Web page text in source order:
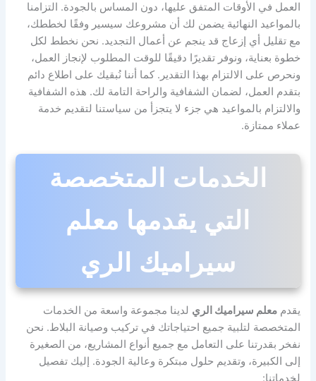
العمل في الأوقات المتفق عليها، دون المساس بالجودة. التزامنا
بالمواعيد النهائية يضمن لك أن مشروعك سيسير وفقًا لخططك،
مع تقليل أي إزعاج قد ينجم عن أعمال التجديد. نحن نخطط لكل
خطوة بعناية، ونوفر تقديرًا دقيقًا للوقت المطلوب لإنجاز العمل،
ونحرص على الالتزام بهذا التقدير. كما أننا نُبقيك على اطلاع دائم
بتقدم العمل، لضمان الشفافية والراحة التامة لك. هذه الشفافية
والالتزام بالمواعيد هي جزء لا يتجزأ من سياستنا لتقديم خدمة
عملاء ممتازة.
الخدمات المتخصصة
التي يقدمها معلم
سيراميك الري
يقدممعلم سيراميك الري لدينا مجموعة واسعة من الخدمات
المتخصصة لتلبية جميع احتياجاتك في تركيب وصيانة البلاط. نحن
نفخر بقدرتنا على التعامل مع جميع أنواع المشاريع، من الصغيرة
إلى الكبيرة، وتقديم حلول مبتكرة وعالية الجودة. إليك تفصيل
لخدماتنا: